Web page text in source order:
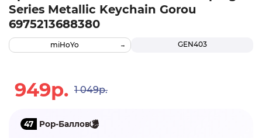
Series Metallic Keychain Gorou
6975213688380
GEN403
miHoYo
949р. 1 049р.
47 Pop-Баллов